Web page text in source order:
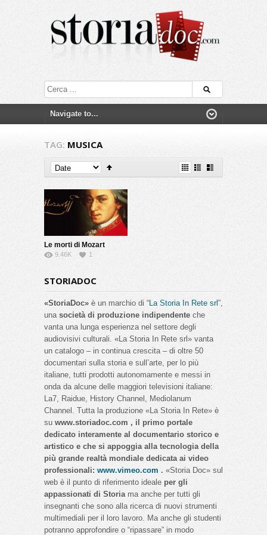
TAG: MUSICA
Le morti di Mozart
9.46K 1
STORIADOC
«StoriaDoc» è un marchio di “La Storia In Rete srl”,
una società di produzione indipendente che
vanta una lunga esperienza nel settore degli
audiovisivi culturali. «La Storia In Rete srl» vanta
un catalogo – in continua crescita – di oltre 50
documentari sulla storia e sull’arte, per lo più
italiane, tutti prodotti autonomamente e messi in
onda da alcune delle maggiori televisioni italiane:
La7, Raidue, History Channel, Mediolanum
Channel. Tutta la produzione «La Storia In Rete» è
su www.storiadoc.com , il primo portale
dedicato interamente al documentario storico e
artistico e che si appoggia alla tecnologia della
più grande realtà mondiale dedicata ai video
professionali: www.vimeo.com . «Storia Doc» sul
web è il punto di riferimento ideale per gli
appassionati di Storiama anche per tutti gli
insegnanti che sono alla ricerca di nuovi strumenti
multimediali per il loro lavoro. Ma anche gli studenti
potranno approfondire o “ripassare” in modo